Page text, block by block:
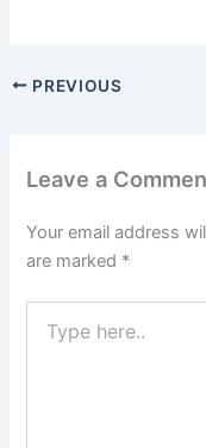
PREVIOUS
Leave a
Your email address
are marked *
here..